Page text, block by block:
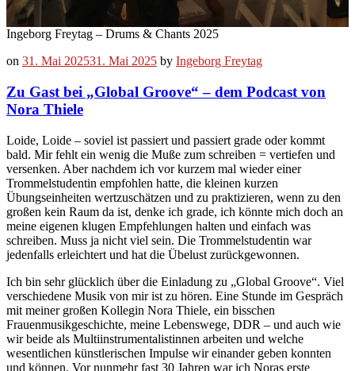
Ingeborg Freytag – Drums & Chants 2025
on 31. Mai 202531. Mai 2025 by Ingeborg Freytag
Zu Gast bei „Global Groove“ – dem Podcast von
Nora Thiele
Loide, Loide – soviel ist passiert und passiert grade oder kommt
bald. Mir fehlt ein wenig die Muße zum schreiben = vertiefen und
versenken. Aber nachdem ich vor kurzem mal wieder einer
Trommelstudentin empfohlen hatte, die kleinen kurzen
Übungseinheiten wertzuschätzen und zu praktizieren, wenn zu den
großen kein Raum da ist, denke ich grade, ich könnte mich doch an
meine eigenen klugen Empfehlungen halten und einfach was
schreiben. Muss ja nicht viel sein. Die Trommelstudentin war
jedenfalls erleichtert und hat die Übelust zurückgewonnen.
Ich bin sehr glücklich über die Einladung zu „Global Groove“. Viel
verschiedene Musik von mir ist zu hören. Eine Stunde im Gespräch
mit meiner großen Kollegin Nora Thiele, ein bisschen
Frauenmusikgeschichte, meine Lebenswege, DDR – und auch wie
wir beide als Multiinstrumentalistinnen arbeiten und welche
wesentlichen künstlerischen Impulse wir einander geben konnten
und können. Vor nunmehr fast 30 Jahren war ich Noras erste